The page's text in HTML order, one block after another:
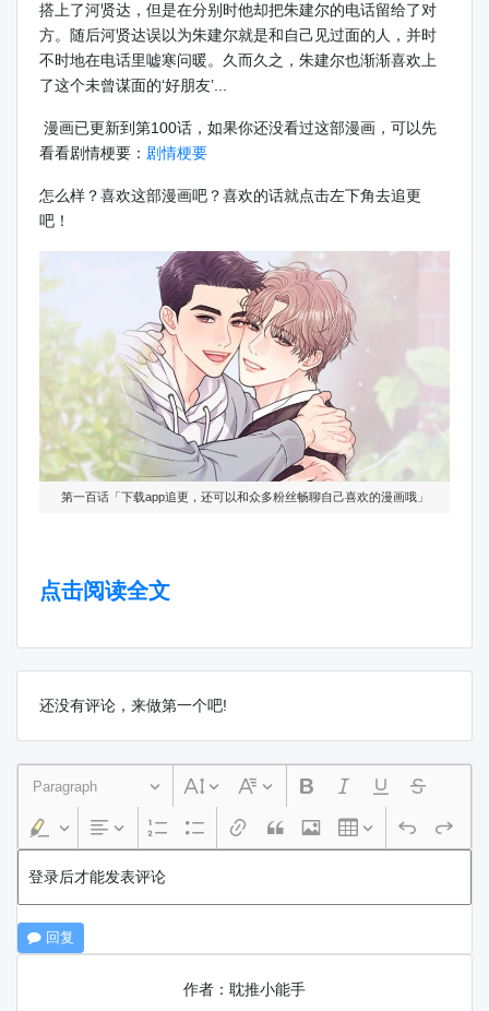
搭上了河贤达，但是在分别时他却把朱建尔的电话留给了对
方。随后河贤达误以为朱建尔就是和自己见过面的人，并时
不时地在电话里嘘寒问暖。久而久之，朱建尔也渐渐喜欢上
了这个未曾谋面的‘好朋友’...
漫画已更新到第100话，如果你还没看过这部漫画，可以先
看看剧情梗要： 剧情梗要
怎么样？喜欢这部漫画吧？喜欢的话就点击左下角去追更
吧！
第一百话「下载app追更，还可以和众多粉丝畅聊自己喜欢的漫画哦」
点击阅读全文
还没有评论，来做第一个吧!
Paragraph
登录后才能发表评论
回复
作者：耽推小能手